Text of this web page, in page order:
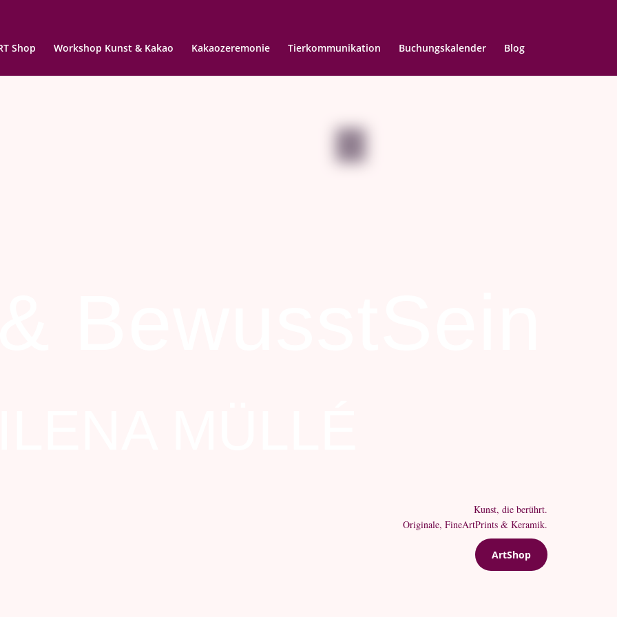
Shop Workshop Kunst & Kakao Kakaozeremonie Tierkommunikation Buchungskalender Blog
Kunst, die berührt.
Originale, FineArtPrints & Keramik.
ArtShop